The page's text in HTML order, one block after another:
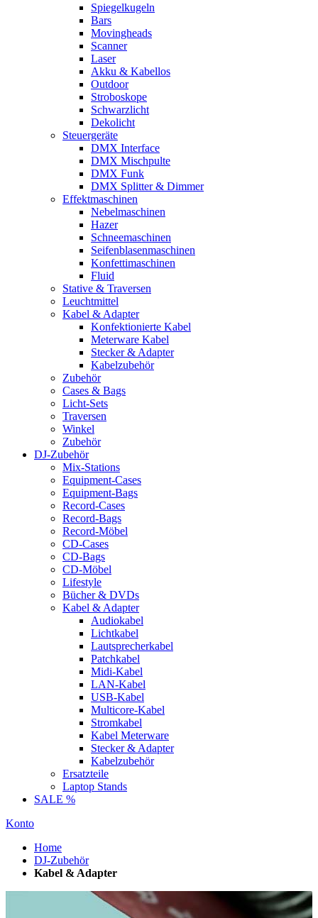
Spiegelkugeln
Bars
Movingheads
Scanner
Laser
Akku & Kabellos
Outdoor
Stroboskope
Schwarzlicht
Dekolicht
Steuergeräte
DMX Interface
DMX Mischpulte
DMX Funk
DMX Splitter & Dimmer
Effektmaschinen
Nebelmaschinen
Hazer
Schneemaschinen
Seifenblasenmaschinen
Konfettimaschinen
Fluid
Stative & Traversen
Leuchtmittel
Kabel & Adapter
Konfektionierte Kabel
Meterware Kabel
Stecker & Adapter
Kabelzubehör
Zubehör
Cases & Bags
Licht-Sets
Traversen
Winkel
Zubehör
DJ-Zubehör
Mix-Stations
Equipment-Cases
Equipment-Bags
Record-Cases
Record-Bags
Record-Möbel
CD-Cases
CD-Bags
CD-Möbel
Lifestyle
Bücher & DVDs
Kabel & Adapter
Audiokabel
Lichtkabel
Lautsprecherkabel
Patchkabel
Midi-Kabel
LAN-Kabel
USB-Kabel
Multicore-Kabel
Stromkabel
Kabel Meterware
Stecker & Adapter
Kabelzubehör
Ersatzteile
Laptop Stands
SALE %
Konto
Home
DJ-Zubehör
Kabel & Adapter